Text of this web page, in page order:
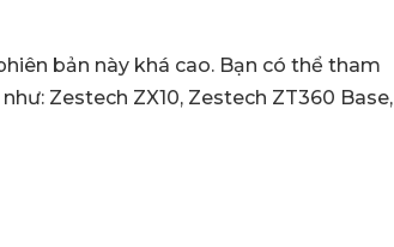
bản này khá cao. Bạn có thể tham
Zestech ZX10, Zestech ZT360 Base,